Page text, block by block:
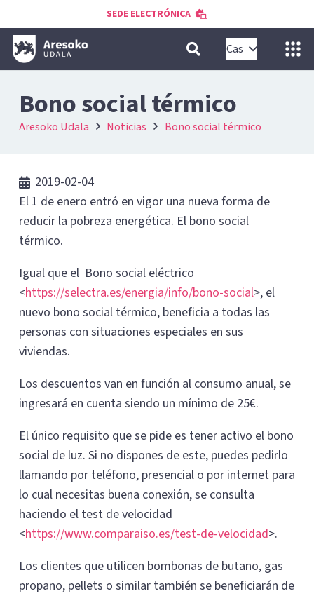
SEDE ELECTRÓNICA
Cas
Bono social térmico
Aresoko Udala Noticias Bono social térmico
2019-02-04
El 1 de enero entró en vigor una nueva forma de
reducir la pobreza energética. El bono social
térmico.
Igual que el Bono social eléctrico
<https://selectra.es/energia/info/bono-social>, el
nuevo bono social térmico, beneficia a todas las
personas con situaciones especiales en sus
viviendas.
Los descuentos van en función al consumo anual, se
ingresará en cuenta siendo un mínimo de 25€.
El único requisito que se pide es tener activo el bono
social de luz. Si no dispones de este, puedes pedirlo
llamando por teléfono, presencial o por internet para
lo cual necesitas buena conexión, se consulta
haciendo el test de velocidad
<https://www.comparaiso.es/test-de-velocidad>.
Los clientes que utilicen bombonas de butano, gas
propano, pellets o similar también se beneficiarán de